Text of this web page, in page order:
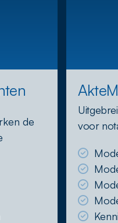
de
voor